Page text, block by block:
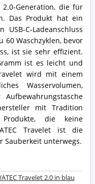
Generation, die für
Das Produkt hat ein
C-Ladeanschluss
60 Waschzyklen, bevor
ist sie sehr effizient.
ist es leicht und
wird mit einem
Wasservolumen,
mit Tradition
Produkte, die keine
Travelet ist die
Sauberkeit unterwegs.
Travelet 2.0 in blau